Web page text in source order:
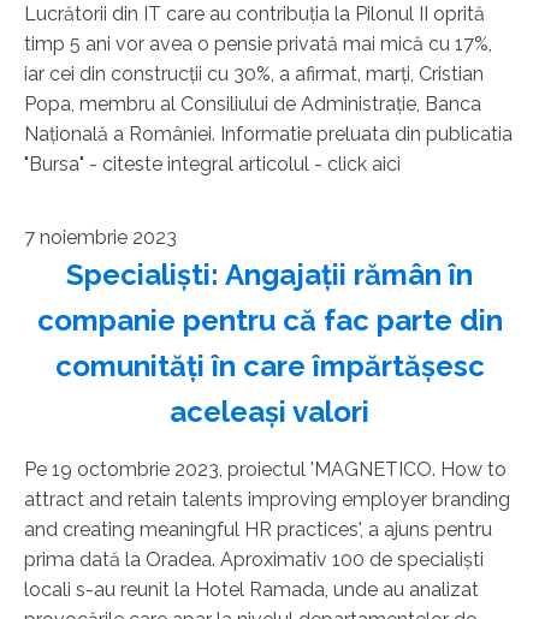
Lucrătorii din IT care au contribuţia la Pilonul II oprită
timp 5 ani vor avea o pensie privată mai mică cu 17%,
iar cei din construcţii cu 30%, a afirmat, marţi, Cristian
Popa, membru al Consiliului de Administraţie, Banca
Naţională a României. Informatie preluata din publicatia
"Bursa" - citeste integral articolul - click aici
7 noiembrie 2023
Specialişti: Angajaţii rămân în
companie pentru că fac parte din
comunităţi în care împărtăşesc
aceleaşi valori
Pe 19 octombrie 2023, proiectul 'MAGNETICO. How to
attract and retain talents improving employer branding
and creating meaningful HR practices', a ajuns pentru
prima dată la Oradea. Aproximativ 100 de specialişti
locali s-au reunit la Hotel Ramada, unde au analizat